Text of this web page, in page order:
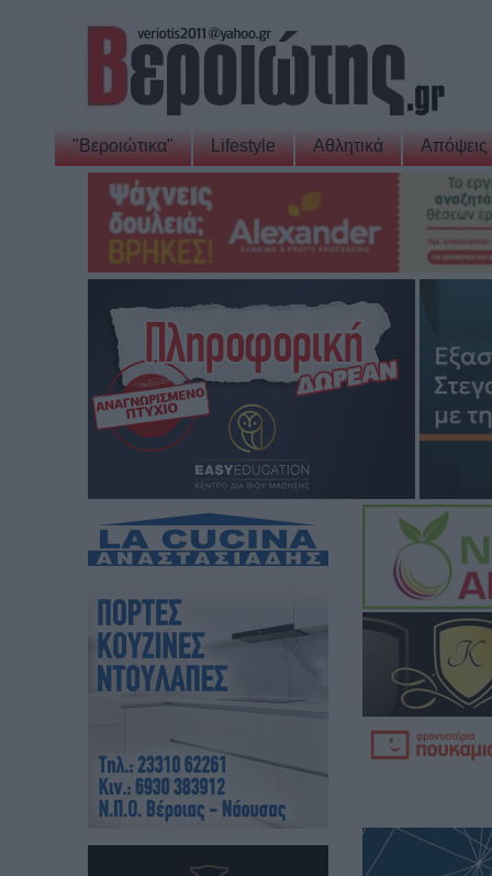
"Βεροιώτικα" Lifestyle Αθλητικά Απόψεις